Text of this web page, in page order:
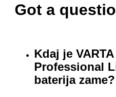
Got a
Kdaj je VARTA
Professional
baterija zame?